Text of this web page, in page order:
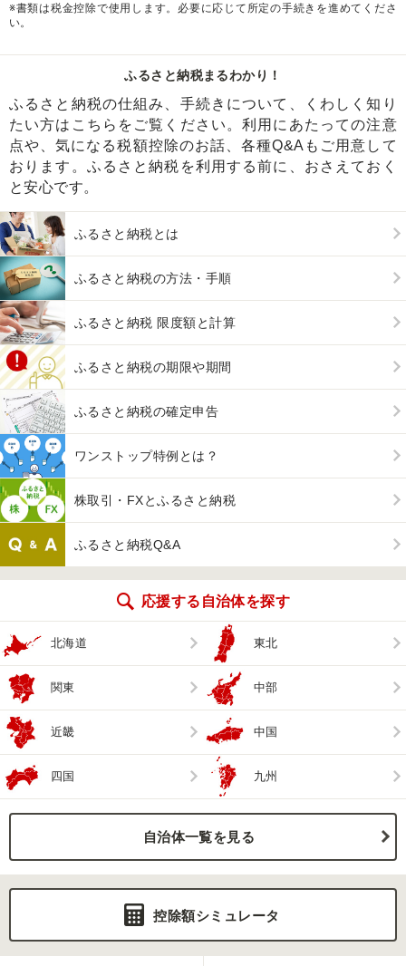
※書類は税金控除で使用します。必要に応じて所定の手続きを進めてくださ
い。
ふるさと納税まるわかり！
ふるさと納税の仕組み、手続きについて、くわしく知り
たい方はこちらをご覧ください。利用にあたっての注意
点や、気になる税額控除のお話、各種Q&Aもご用意して
おります。ふるさと納税を利用する前に、おさえておく
と安心です。
ふるさと納税とは
ふるさと納税の方法・手順
ふるさと納税 限度額と計算
ふるさと納税の期限や期間
ふるさと納税の確定申告
ワンストップ特例とは？
株取引・FXとふるさと納税
ふるさと納税Q&A
応援する自治体を探す
北海道 東北
関東 中部
近畿 中国
四国 九州
自治体一覧を見る
控除額シミュレータ